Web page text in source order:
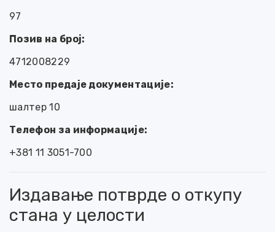
97
Позив на број:
4712008229
Место предаје документације:
шалтер 10
Телефон за информације:
+381 11 3051-700
Издавање потврде о откупу
стана у целости